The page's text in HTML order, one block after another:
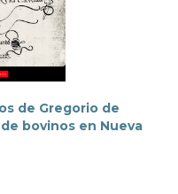
de Gregorio de
bovinos en Nueva